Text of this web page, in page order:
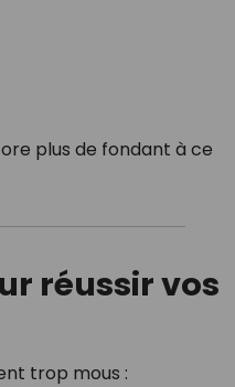
plus de fondant à ce
réussir vos
trop mous :